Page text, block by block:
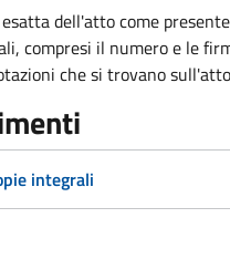
dell'atto come
compresi il numero e le
che si trovano
integrali